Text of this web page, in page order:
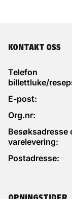
KONTAKT OSS
Telefon
billettluke/
E-post:
Org.nr:
Besøksadresse
varelevering:
Postadresse: